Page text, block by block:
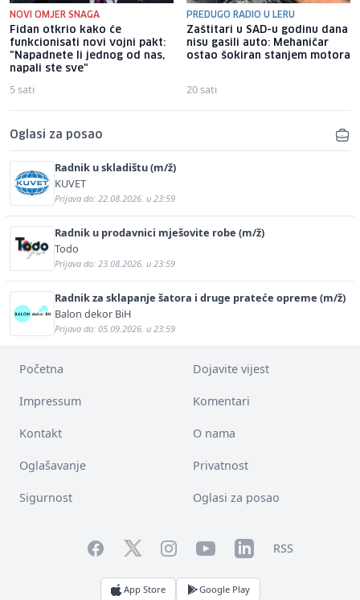
NOVI OMJER SNAGA
Fidan otkrio kako će
funkcionisati novi vojni pakt:
"Napadnete li jednog od nas,
napali ste sve"
5 sati
PREDUGO RADIO U LERU
Zaštitari u SAD-u godinu dana
nisu gasili auto: Mehaničar
ostao šokiran stanjem motora
20 sati
Oglasi za posao
Radnik u skladištu (m/ž)
KUVET
Prijava do: 22.08.2026. u 23:59
Radnik u prodavnici mješovite robe (m/ž)
Todo
Prijava do: 23.08.2026. u 23:59
Radnik za sklapanje šatora i druge prateće opreme (m/ž)
Balon dekor BiH
Prijava do: 05.09.2026. u 23:59
Početna Dojavite vijest
Impressum Komentari
Kontakt O nama
Oglašavanje Privatnost
Sigurnost Oglasi za posao
FacebookTwitterInstagramYouTubeLinkedInRSS
App Store Google Play